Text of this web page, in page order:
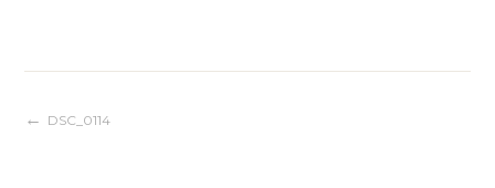
Navigation
DSC_0114